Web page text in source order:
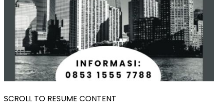
SCROLL TO RESUME CONTENT